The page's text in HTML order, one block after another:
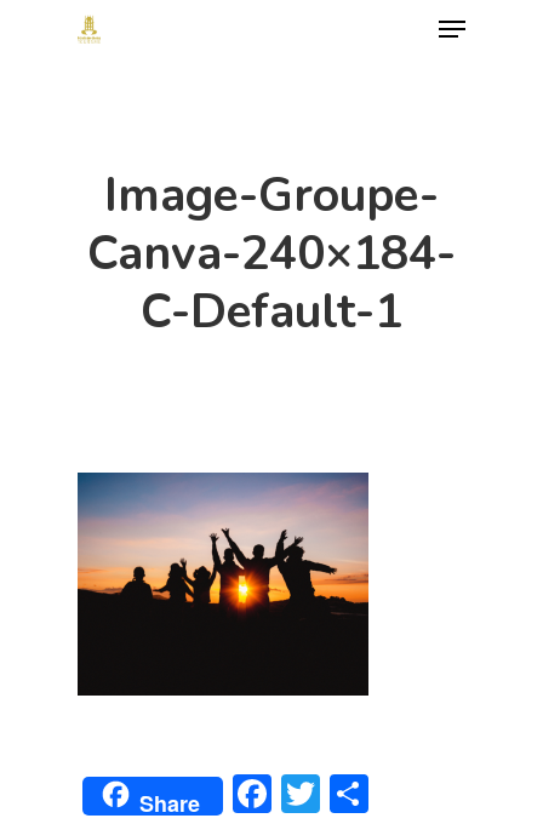
Menu
Image-Groupe-
Canva-240×184-
C-Default-1
Share Facebook
Twitter